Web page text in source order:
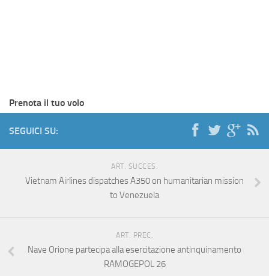
Prenota il tuo volo
SEGUICI SU:
ART. SUCCES.
Vietnam Airlines dispatches A350 on humanitarian mission
to Venezuela
ART. PREC.
Nave Orione partecipa alla esercitazione antinquinamento
RAMOGEPOL 26